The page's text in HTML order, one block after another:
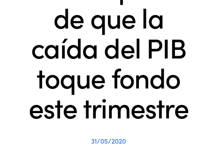
de que la
caída del PIB
toque fondo
este trimestre
31/05/2020